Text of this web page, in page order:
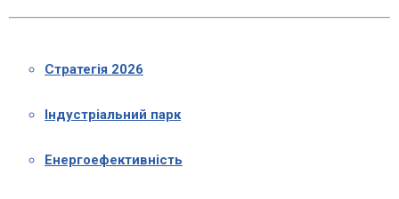
Стратегія 2026
Індустріальний парк
Енергоефективність